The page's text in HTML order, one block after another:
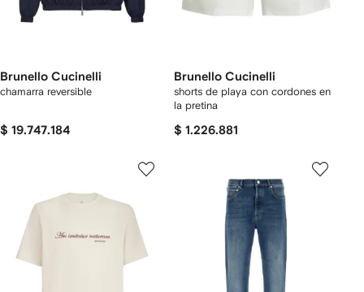
Brunello Cucinelli
chamarra reversible
$ 19.747.184
Brunello Cucinelli
shorts de playa con cordones en
la pretina
$ 1.226.881